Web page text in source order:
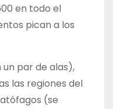
en todo el
pican a los
par de alas),
las regiones del
(se